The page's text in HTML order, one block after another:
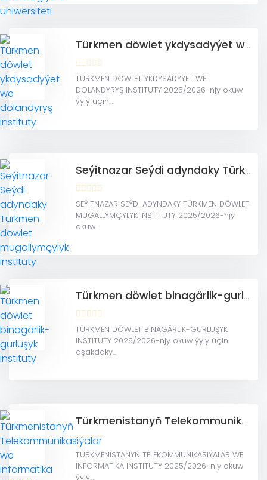
Türkmen döwlet ykdysadyýet we dolandyryş instituty
TÜRKMEN DÖWLET YKDYSADYÝET WE
DOLANDYRYŞ INSTITUTY 2025/2026-njy okuw
ýyly üçin...
Seýitnazar Seýdi adyndaky Türkmen döwlet mugallymçylyk instituty
SEÝITNAZAR SEÝDI ADYNDAKY TÜRKMEN DÖWLET
MUGALLYMÇYLYK INSTITUTY 2025/2026-njy
okuw...
Türkmen döwlet binagärlik-gurluşyk instituty
TÜRKMEN DÖWLET BINAGÄRLIK-GURLUŞYK
INSTITUTY 2025/2026-njy okuw ýyly üçin
aşakdaky...
Türkmenistanyň Telekommunikasiýalar we informatika instituty
TÜRKMENISTANYŇ TELEKOMMUNIKASIÝALAR WE
INFORMATIKA INSTITUTY 2025/2026-njy okuw
ýyly...